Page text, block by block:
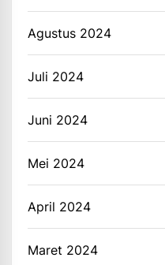
Agustus 2024
Juli 2024
Juni 2024
Mei 2024
April 2024
Maret 2024